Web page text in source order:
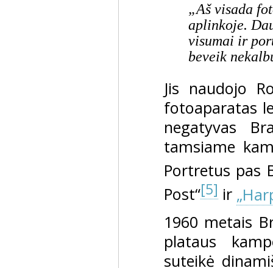
„Aš visada
aplinkoje.
visumai ir
beveik
Jis naudojo
fotoaparatas
negatyvas
tamsiame
Portretus pas
Post“[5] ir
1960 metais
plataus
suteikė